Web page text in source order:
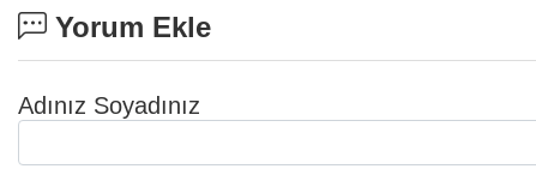
Yorum Ekle
Adınız Soyadınız